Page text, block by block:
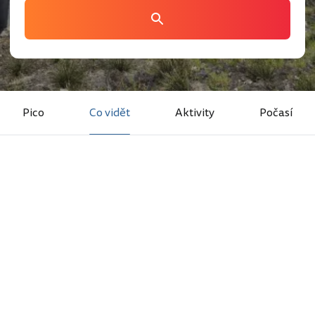
Pico Co vidět Aktivity Počasí